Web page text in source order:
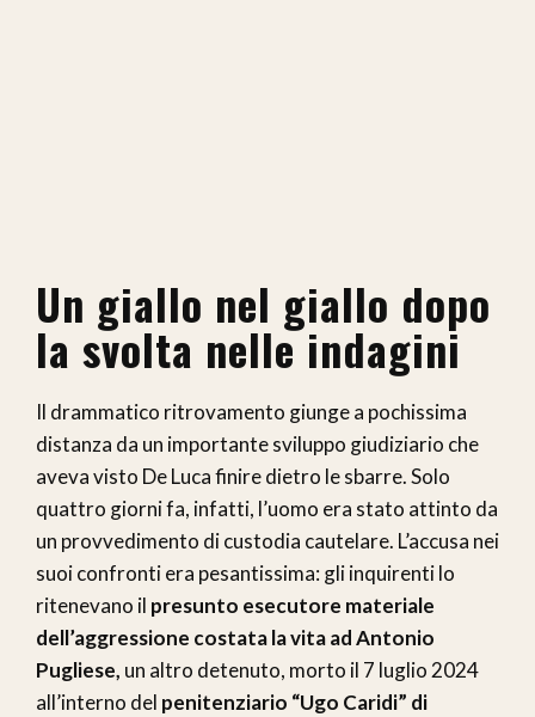
Un giallo nel giallo dopo
la svolta nelle indagini
Il drammatico ritrovamento giunge a pochissima
distanza da un importante sviluppo giudiziario che
aveva visto De Luca finire dietro le sbarre. Solo
quattro giorni fa, infatti, l’uomo era stato attinto da
un provvedimento di custodia cautelare. L’accusa nei
suoi confronti era pesantissima: gli inquirenti lo
ritenevano il presunto esecutore materiale
dell’aggressione costata la vita ad Antonio
Pugliese, un altro detenuto, morto il 7 luglio 2024
all’interno del penitenziario “Ugo Caridi” di